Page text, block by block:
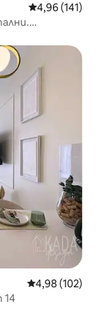
Средна
4,96 (141)
Средна
4,98 (102)